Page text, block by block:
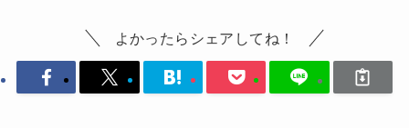
よかったらシェアしてね！